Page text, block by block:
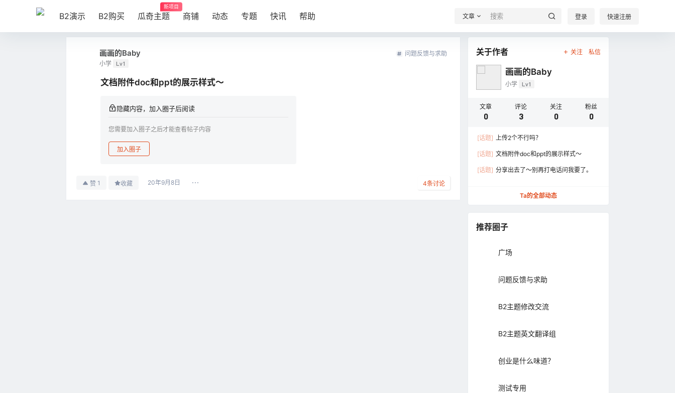
B2演示 B2购买 瓜奇主题
新项目
商铺 动态 专题 快讯 帮助 文章 登录 快速注册
画画的Baby
小学 Lv1
问题反馈与求助
文档附件doc和ppt的展示样式～
隐藏内容，加入圈子后阅读
您需要加入圈子之后才能查看帖子内容
加入圈子
赞 1 收藏 20年9月8日 4条讨论
关于作者 关注 私信
画画的Baby
小学 Lv1
文章
0
评论
3
关注
0
粉丝
0
[话题] 上传2个不行吗？
[话题] 文档附件doc和ppt的展示样式～
[话题] 分享出去了～别再打电话问我要了。
Ta的全部动态
推荐圈子
广场
问题反馈与求助
B2主题修改交流
B2主题英文翻译组
创业是什么味道？
测试专用